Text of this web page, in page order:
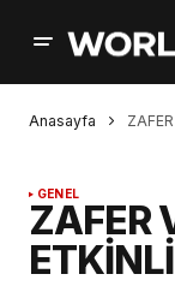
Anasayfa
GENEL
ZAFER